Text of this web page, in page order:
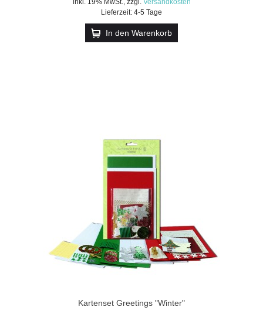
inkl. 19% MwSt., zzgl. Versandkosten
Lieferzeit: 4-5 Tage
In den Warenkorb
Kartenset Greetings "Winter"